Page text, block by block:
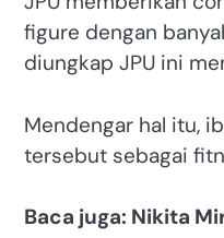
figure dengan
diungkap JPU ini
Mendengar hal itu,
tersebut sebagai
Baca juga: Nikita